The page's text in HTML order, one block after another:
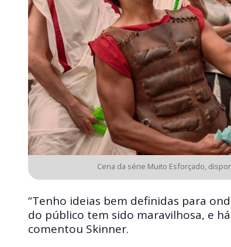
Cena da série Muito Esforçado,
“Tenho ideias bem definidas para
do público tem sido maravilhosa, e
comentou Skinner.